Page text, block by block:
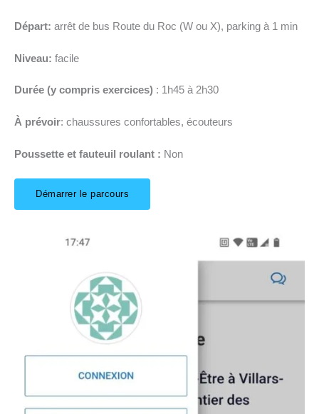
Départ: arrêt de bus Route du Roc (W ou X), parking à 1 min
Niveau: facile
Durée (y compris exercices) : 1h45 à 2h30
À prévoir: chaussures confortables, écouteurs
Poussette et fauteuil roulant : Non
Démarrer le parcours